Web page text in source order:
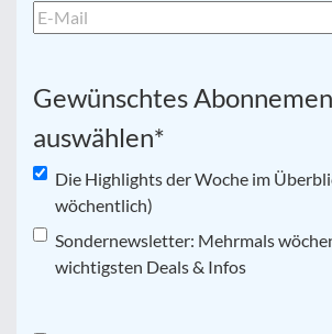
Gewünschtes
auswählen*
Die Highlights der Woche im
wöchentlich)
Sondernewsletter: Mehrmals
wichtigsten Deals & Infos